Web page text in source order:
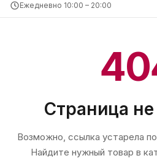
Ежедневно 10:00 – 20:00
Страница
Возможно, ссылка устарела
Найдите нужный товар в